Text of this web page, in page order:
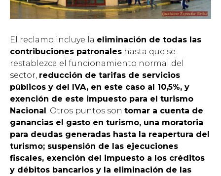
El reclamo incluye la eliminación de todas las
contribuciones patronales hasta que se
restablezca el funcionamiento normal del
sector, reducción de tarifas de servicios
públicos y del IVA, en este caso al 10,5%, y
exención de este impuesto para el turismo
Nacional. Otros puntos son tomar a cuenta de
ganancias el gasto en turismo, una moratoria
para deudas generadas hasta la reapertura del
turismo; suspensión de las ejecuciones
fiscales, exención del impuesto a los créditos
y débitos bancarios y la eliminación de las